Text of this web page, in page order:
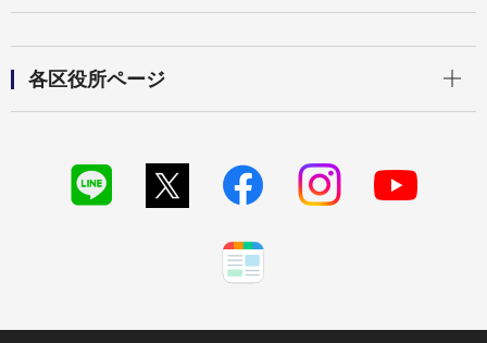
各区役所ページ